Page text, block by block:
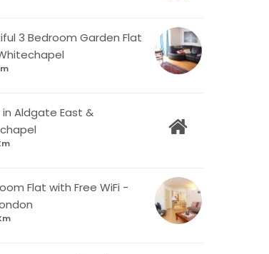
3 Bedroom Garden Flat
in Aldgate East &
Flat with Free WiFi -